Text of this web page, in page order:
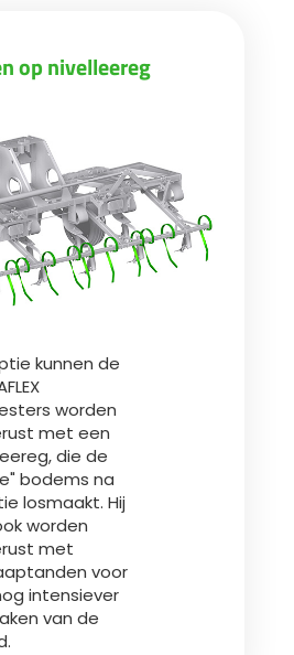
op nivelleereg
kunnen de
worden
met een
die de
bodems na
losmaakt. Hij
worden
met
voor
intensiever
van de